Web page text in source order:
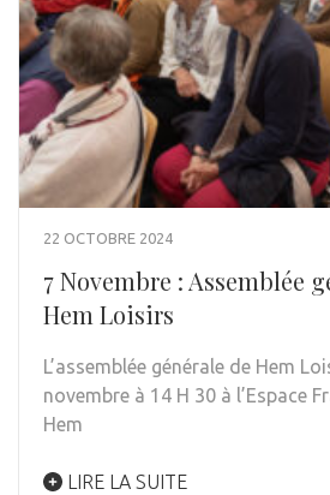
22 OCTOBRE 2024
7 Novembre : Assemblée
Hem Loisirs
L’assemblée générale de Hem
novembre à 14 H 30 à l’Espace
Hem
LIRE LA SUITE